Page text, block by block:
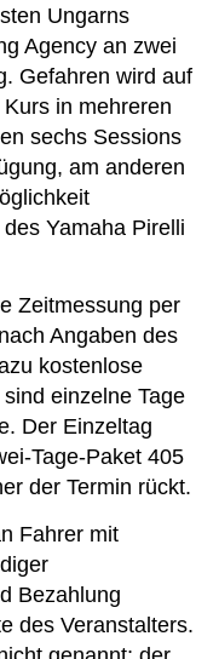
Ungarns
Agency an zwei
Gefahren wird auf
in mehreren
sechs Sessions
am anderen
Yamaha Pirelli
Zeitmessung per
Angaben des
kostenlose
einzelne Tage
Der Einzeltag
Tage-Paket 405
der Termin rückt.
Fahrer mit
Bezahlung
des Veranstalters.